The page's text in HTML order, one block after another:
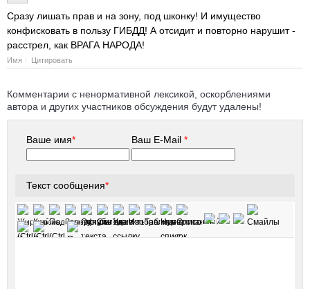
Сразу лишать прав и на зону, под шконку! И имущество
конфисковать в пользу ГИБДД! А отсидит и повторно нарушит -
расстрел, как ВРАГА НАРОДА!
Имя Цитировать
Комментарии с ненормативной лексикой, оскорблениями
автора и других участников обсуждения будут удалены!
Ваше имя* Ваш E-Mail*
Текст сообщения*